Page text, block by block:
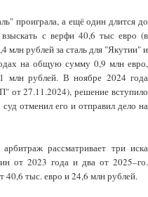
проиграла, а ещё один длится до
с верфи 40,6 тыс евро (в
млн рублей за сталь для "Якутии" и
на общую сумму 0,9 млн евро,
млн рублей. В ноябре 2024 года
от 27.11.2024), решение вступило
отменил его и отправил дело на
рассматривает три иска
от 2023 года и два от 2025–го.
40,6 тыс. евро и 24,6 млн рублей.